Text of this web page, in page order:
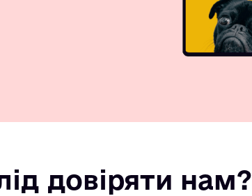
довіряти нам?